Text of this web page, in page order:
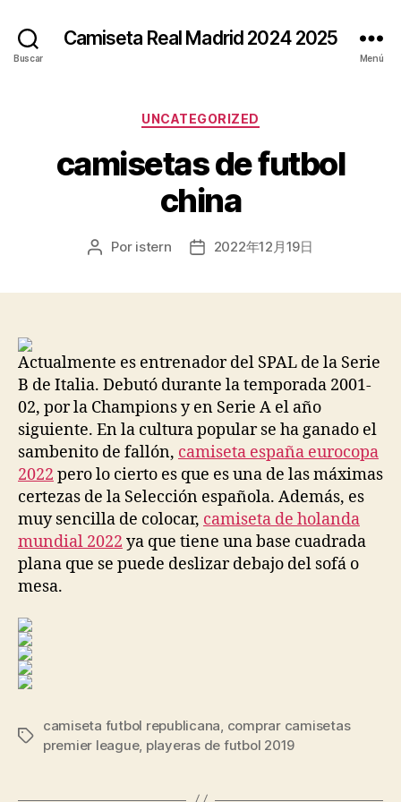
Buscar
Camiseta Real Madrid 2024 2025
Menú
Categorías
UNCATEGORIZED
camisetas de futbol
china
Autor
Por istern
Fecha2022年12月19日
Actualmente es entrenador del SPAL de la Serie
B de Italia. Debutó durante la temporada 2001-
02, por la Champions y en Serie A el año
siguiente. En la cultura popular se ha ganado el
sambenito de fallón, camiseta españa eurocopa
2022 pero lo cierto es que es una de las máximas
certezas de la Selección española. Además, es
muy sencilla de colocar, camiseta de holanda
mundial 2022 ya que tiene una base cuadrada
plana que se puede deslizar debajo del sofá o
mesa.
Etiquetas
camiseta futbol republicana, comprar camisetas
premier league, playeras de futbol 2019